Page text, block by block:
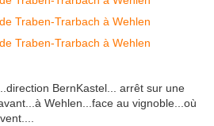
BernKastel... arrêt sur une
Wehlen...face au vignoble...où